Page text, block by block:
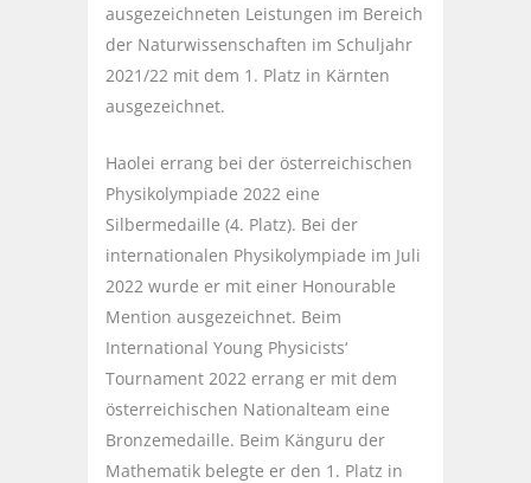
ausgezeichneten Leistungen im Bereich
der Naturwissenschaften im Schuljahr
2021/22 mit dem 1. Platz in Kärnten
ausgezeichnet.
Haolei errang bei der österreichischen
Physikolympiade 2022 eine
Silbermedaille (4. Platz). Bei der
internationalen Physikolympiade im Juli
2022 wurde er mit einer Honourable
Mention ausgezeichnet. Beim
International Young Physicists‘
Tournament 2022 errang er mit dem
österreichischen Nationalteam eine
Bronzemedaille. Beim Känguru der
Mathematik belegte er den 1. Platz in